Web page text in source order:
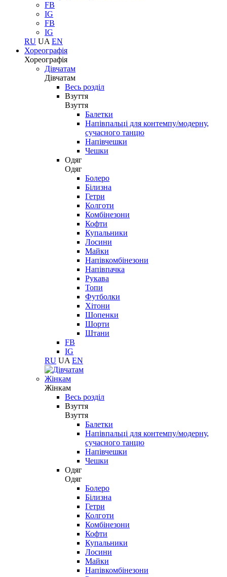
FB
IG
FB
IG
RU UA EN
Хореографія
Хореографія
Дівчатам
Дівчатам
Весь розділ
Взуття
Взуття
Балетки
Напівпальці для контемпу/модерну,
сучасного танцю
Напівчешки
Чешки
Одяг
Одяг
Болеро
Білизна
Гетри
Колготи
Комбінезони
Кофти
Купальники
Лосини
Майки
Напівкомбінезони
Напівпачка
Рукава
Топи
Футболки
Хітони
Шопенки
Шорти
Штани
FB
IG
RU UA EN
Жінкам
Жінкам
Весь розділ
Взуття
Взуття
Балетки
Напівпальці для контемпу/модерну,
сучасного танцю
Напівчешки
Чешки
Одяг
Одяг
Болеро
Білизна
Гетри
Колготи
Комбінезони
Кофти
Купальники
Лосини
Майки
Напівкомбінезони